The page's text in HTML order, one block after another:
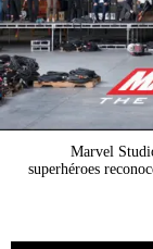
Marvel
superhéroes